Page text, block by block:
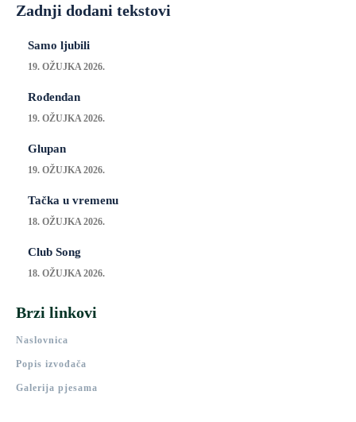
Zadnji dodani tekstovi
Samo ljubili
19. OŽUJKA 2026.
Rođendan
19. OŽUJKA 2026.
Glupan
19. OŽUJKA 2026.
Tačka u vremenu
18. OŽUJKA 2026.
Club Song
18. OŽUJKA 2026.
Brzi linkovi
Naslovnica
Popis izvođača
Galerija pjesama